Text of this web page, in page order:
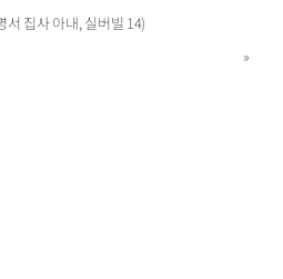
서 집사 아내, 실버빌 14)
»